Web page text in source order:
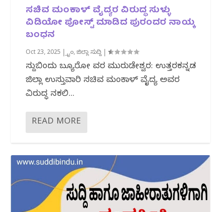
ಸಚಿವ ಮಂಕಾಳ್ ವೈದ್ಯರ ವಿರುದ್ಧ ಸುಳ್ಳು
ವಿಡಿಯೋ ಪೋಸ್ಟ್ ಮಾಡಿದ ಪುರಂದರ ನಾಯ್ಕ
ಬಂಧನ
Oct 23, 2025 |ಕ್ರೈಂ,ಜಿಲ್ಲಾ ಸುದ್ದಿ |
ಸುದ್ದಿಬಿಂದು ಬ್ಯೂರೋ ವರದಿ ಮುರುಡೇಶ್ವರ: ಉತ್ತರಕನ್ನಡ
ಜಿಲ್ಲಾ ಉಸ್ತುವಾರಿ ಸಚಿವ ಮಂಕಾಳ್ ವೈದ್ಯ ಅವರ
ವಿರುದ್ಧ ನಕಲಿ...
READ MORE